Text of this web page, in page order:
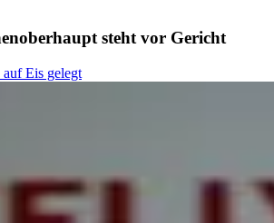
steht vor Gericht
Eis gelegt